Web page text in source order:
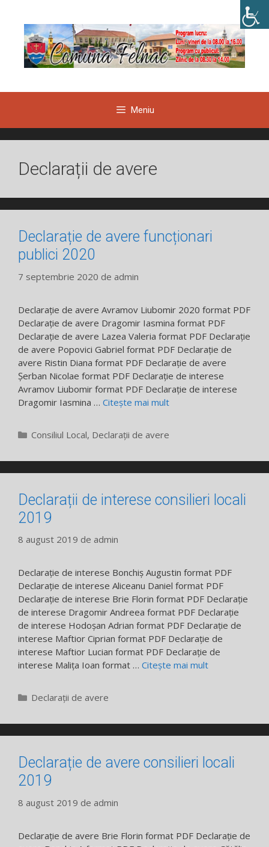
conținut
Meniu
Declarații de avere
Declarație de avere funcționari
publici 2020
7 septembrie 2020 de admin
Declarație de avere Avramov Liubomir 2020 format PDF
Declarație de avere Dragomir Iasmina format PDF
Declarație de avere Lazea Valeria format PDF Declarație
de avere Popovici Gabriel format PDF Declarație de
avere Ristin Diana format PDF Declarație de avere
Șerban Nicolae format PDF Declarație de interese
Avramov Liubomir format PDF Declarație de interese
Dragomir Iasmina … Citește mai mult
Categorii
Consiliul Local, Declarații de avere
Declarații de interese consilieri locali
2019
8 august 2019 de admin
Declarație de interese Bonchiș Augustin format PDF
Declarație de interese Aliceanu Daniel format PDF
Declarație de interese Brie Florin format PDF Declarație
de interese Dragomir Andreea format PDF Declarație
de interese Hodoșan Adrian format PDF Declarație de
interese Maftior Ciprian format PDF Declarație de
interese Maftior Lucian format PDF Declarație de
interese Malița Ioan format … Citește mai mult
Categorii
Declarații de avere
Declarație de avere consilieri locali
2019
8 august 2019 de admin
Declarație de avere Brie Florin format PDF Declarație de